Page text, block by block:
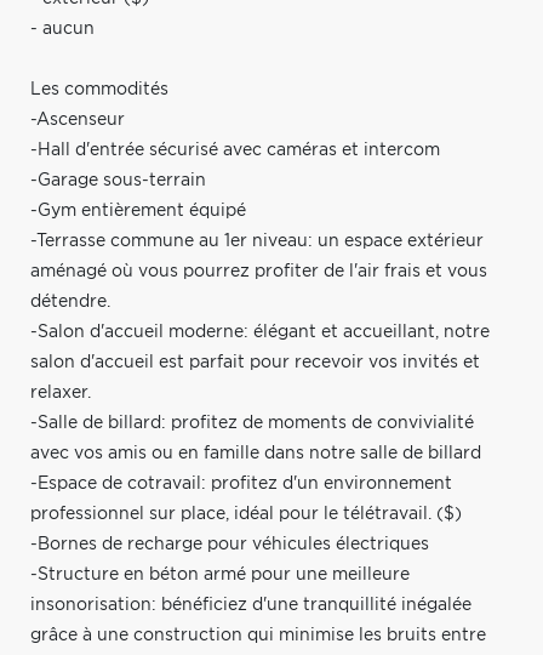
- aucun
Les commodités
-Ascenseur
-Hall d'entrée sécurisé avec caméras et intercom
-Garage sous-terrain
-Gym entièrement équipé
-Terrasse commune au 1er niveau: un espace extérieur
aménagé où vous pourrez profiter de l'air frais et vous
détendre.
-Salon d'accueil moderne: élégant et accueillant, notre
salon d'accueil est parfait pour recevoir vos invités et
relaxer.
-Salle de billard: profitez de moments de convivialité
avec vos amis ou en famille dans notre salle de billard
-Espace de cotravail: profitez d'un environnement
professionnel sur place, idéal pour le télétravail. ($)
-Bornes de recharge pour véhicules électriques
-Structure en béton armé pour une meilleure
insonorisation: bénéficiez d'une tranquillité inégalée
grâce à une construction qui minimise les bruits entre